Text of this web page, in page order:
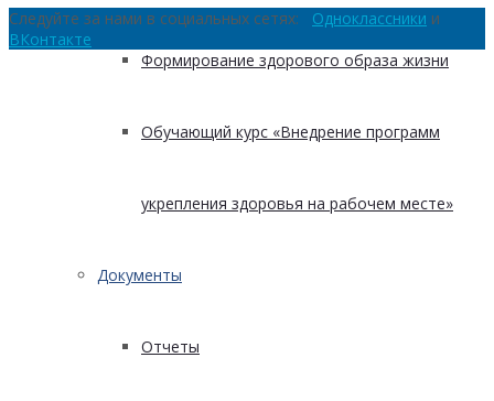
Формирование здорового образа жизни
Обучающий курс «Внедрение программ
укрепления здоровья на рабочем месте»
Документы
Отчеты
Следуйте за нами в социальных сетях: Одноклассники и
ВКонтакте